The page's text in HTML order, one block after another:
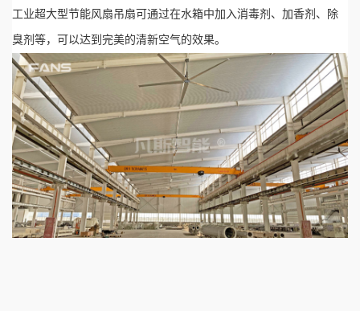
工业超大型节能风扇吊扇可通过在水箱中加入消毒剂、加香剂、除
臭剂等，可以达到完美的清新空气的效果。